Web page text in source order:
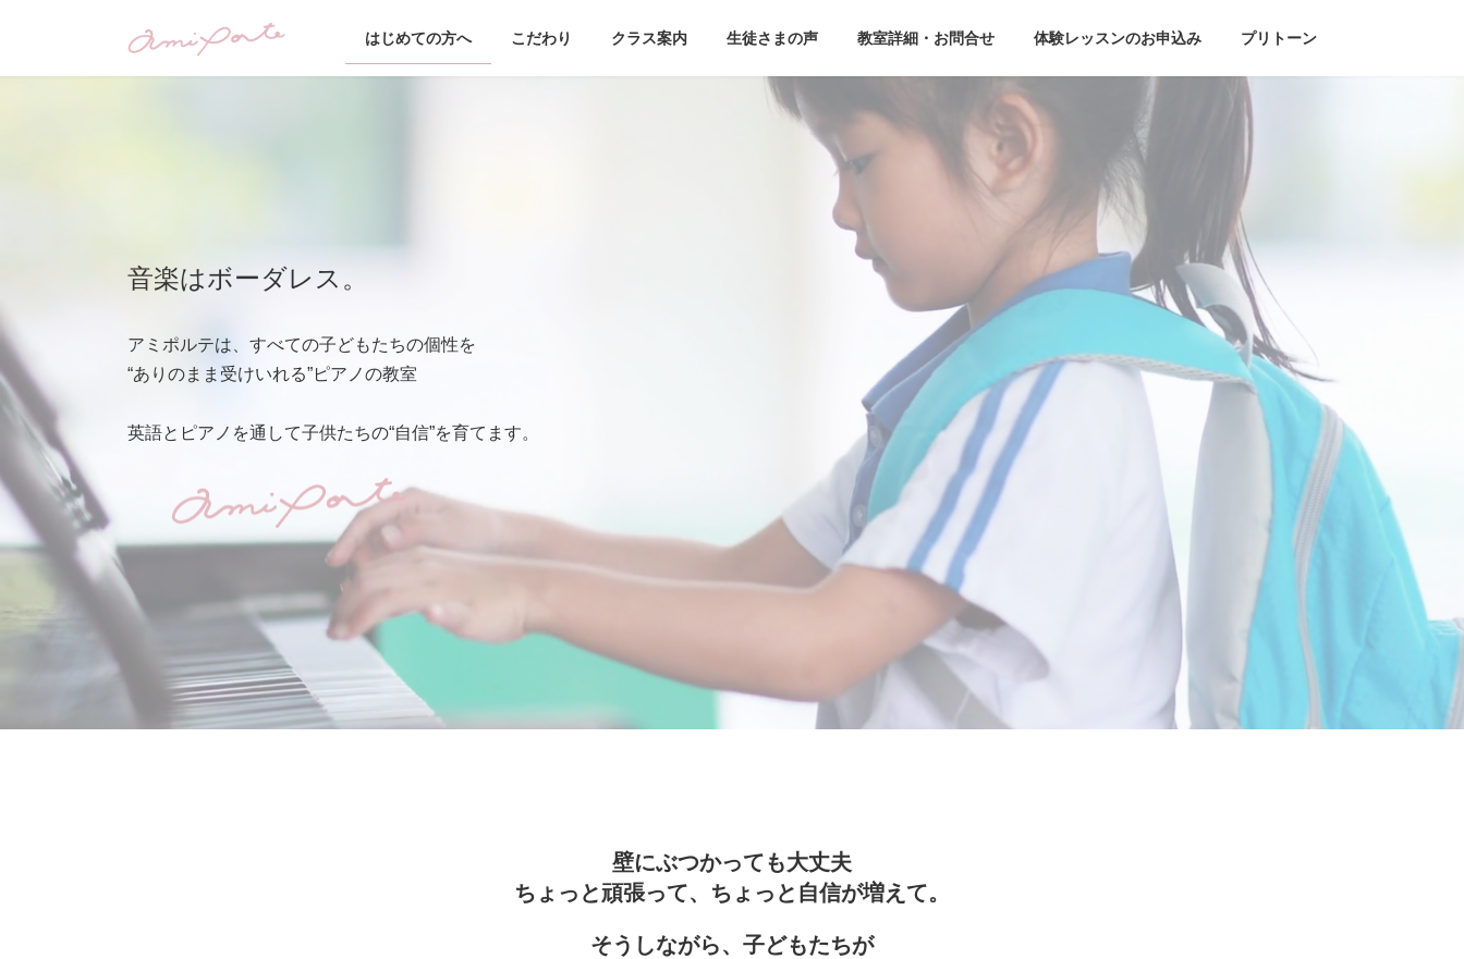
はじめての方へ こだわり クラス案内 生徒さまの声 教室詳細・お問合せ 体験レッスンのお申込み プリトーン
音楽はボーダレス。
アミポルテは、すべての子どもたちの個性を
“ありのまま受けいれる”ピアノの教室
英語とピアノを通して子供たちの“自信”を育てます。
壁にぶつかっても大丈夫
ちょっと頑張って、ちょっと自信が増えて。
そうしながら、子どもたちが